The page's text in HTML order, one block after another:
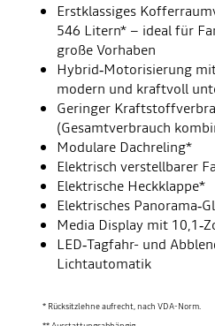
Erstklassiges
546 Litern* – ideal für
große Vorhaben
Hybrid‑Motorisierung
modern und kraftvoll
Geringer
(Gesamtverbrauch
Modulare Dachreling*
Elektrisch verstellbarer
Elektrische Heckklappe*
Elektrisches
Media Display mit
LED‑Tagfahr- und
Lichtautomatik
* Rücksitzlehne aufrecht, nach VDA-Norm.